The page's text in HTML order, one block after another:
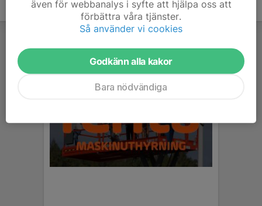
även för webbanalys i syfte att hjälpa oss att
förbättra våra tjänster.
Så använder vi cookies
Godkänn alla kakor
Bara nödvändiga